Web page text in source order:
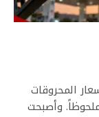
المحروقات
وأصبحت